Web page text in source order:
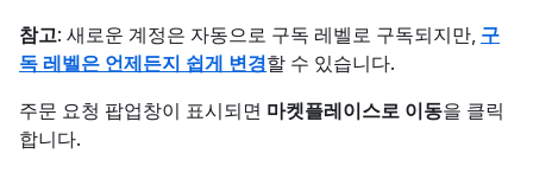
참고: 새로운 계정은 자동으로 구독 레벨로 구독되지만, 구
독 레벨은 언제든지 쉽게 변경할 수 있습니다.
주문 요청 팝업창이 표시되면 마켓플레이스로 이동을 클릭
합니다.